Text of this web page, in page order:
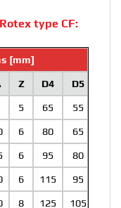
type CF:
[mm]
Z D4 D5
5 65 55
6 80 65
6 95 80
6 115 95
8 125 105